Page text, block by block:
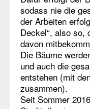
sodass nie die
der Arbeiten
Deckel“, also so,
davon
Die Bäume
und auch die
entstehen (mit
zusammen).
Seit Sommer